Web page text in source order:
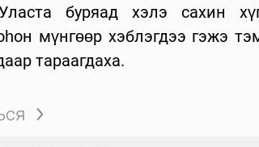
буряад хэлэ сахин
мүнгөөр хэблэгдээ гэжэ
тараагдаха.